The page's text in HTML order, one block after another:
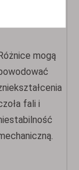
mogą
fali i